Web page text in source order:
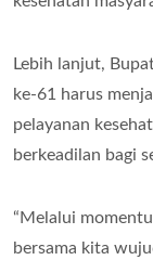
Lebih lanjut,
ke-61 harus
pelayanan
berkeadilan bagi
“Melalui
bersama kita